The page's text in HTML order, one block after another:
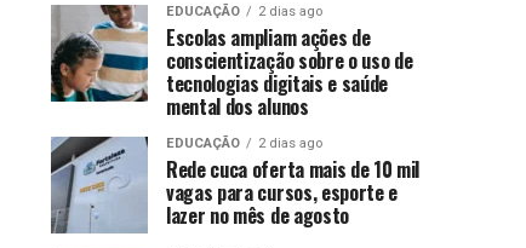
EDUCAÇÃO 2 dias ago
Escolas ampliam ações de
conscientização sobre o uso de
tecnologias digitais e saúde
mental dos alunos
EDUCAÇÃO 2 dias ago
Rede cuca oferta mais de 10 mil
vagas para cursos, esporte e
lazer no mês de agosto